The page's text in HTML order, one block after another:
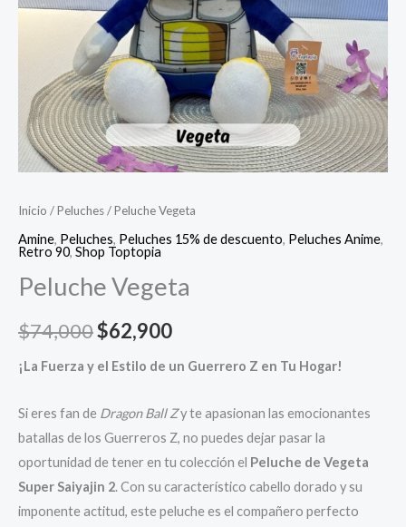
Inicio /Peluches/ Peluche Vegeta
Amine, Peluches, Peluches 15% de descuento, Peluches Anime,
Retro 90, Shop Toptopia
Peluche Vegeta
$74,000Original
price
was:
$74,000.
$62,900Current
price
is:
$62,900.
¡La Fuerza y el Estilo de un Guerrero Z en Tu Hogar!
Si eres fan de Dragon Ball Zy te apasionan las emocionantes
batallas de los Guerreros Z, no puedes dejar pasar la
oportunidad de tener en tu colección el Peluche de Vegeta
Super Saiyajin 2. Con su característico cabello dorado y su
imponente actitud, este peluche es el compañero perfecto